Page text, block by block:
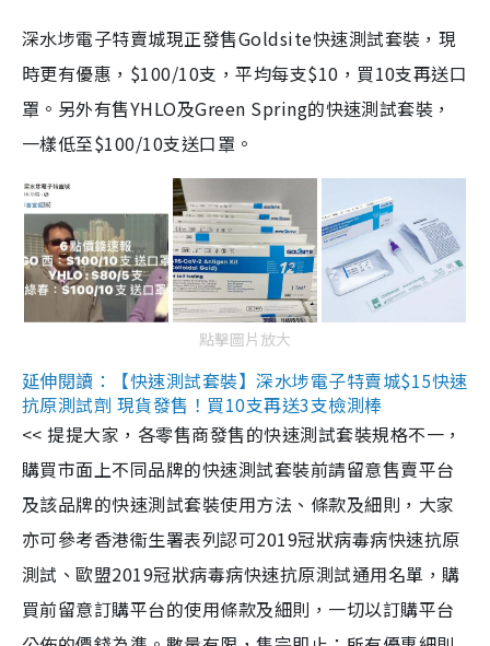
深水埗電子特賣城現正發售Goldsite快速測試套裝，現
時更有優惠，$100/10支，平均每支$10，買10支再送口
罩。另外有售YHLO及Green Spring的快速測試套裝，
一樣低至$100/10支送口罩。
點擊圖片放大
延伸閱讀：【快速測試套裝】深水埗電子特賣城$15快速
抗原測試劑 現貨發售！買10支再送3支檢測棒
<< 提提大家，各零售商發售的快速測試套裝規格不一，
購買市面上不同品牌的快速測試套裝前請留意售賣平台
及該品牌的快速測試套裝使用方法、條款及細則，大家
亦可參考香港衞生署表列認可2019冠狀病毒病快速抗原
測試、歐盟2019冠狀病毒病快速抗原測試通用名單，購
買前留意訂購平台的使用條款及細則，一切以訂購平台